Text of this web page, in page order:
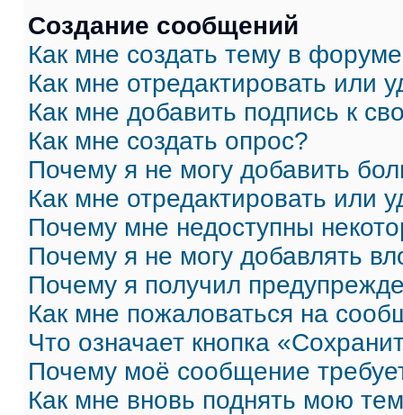
Создание сообщений
Как мне создать тему в
Как мне отредактировать или
Как мне добавить подпись к
Как мне создать опрос?
Почему я не могу добавить
Как мне отредактировать или
Почему мне недоступны
Почему я не могу добавлять
Почему я получил
Как мне пожаловаться на
Что означает кнопка
Почему моё сообщение
Как мне вновь поднять мою